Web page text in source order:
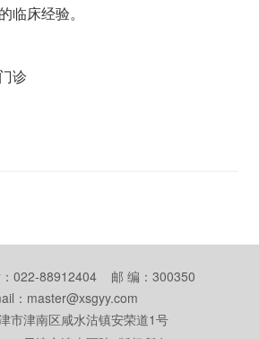
临床经验。
诊
：022-88912404 邮 编：300350
：master@xsgyy.com
市津南区咸水沽镇安荣道1号